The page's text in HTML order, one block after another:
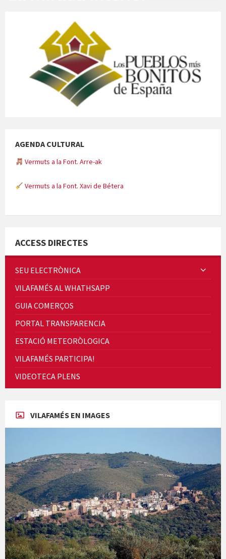
AGENDA CULTURAL
Vermuts a la Font. Arre-ak
Vermuts a la Font. Xavi de Bétera
Quintà Culroja
Cicle de Cine i Dones rurals
Concerts al Museu
Presentació del llibre &quot;La mare&quot;, d'Emma Zafon
ACCESS DIRECTES
SEU ELECTRÒNICA
VILAFAMÉS AL WHATHSAPP
GUIA COMERÇOS
PORTAL TRANSPARENCIA
ESTACIÓ METEORÒLOGICA
VILAFAMÉS PARTICIPA!
VIDEOTECA PLENS
VILAFAMÉS EN IMAGES